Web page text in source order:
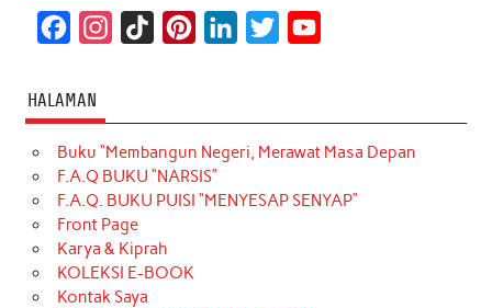
c
e
b
o
o
k
t
a
g
r
a
m
T
o
k
t
e
r
k
e
d
t
t
e
T
u
b
HALAMAN
Buku “Membangun Negeri, Merawat Masa Depan
F.A.Q BUKU “NARSIS”
F.A.Q. BUKU PUISI “MENYESAP SENYAP”
Front Page
Karya & Kiprah
KOLEKSI E-BOOK
Kontak Saya